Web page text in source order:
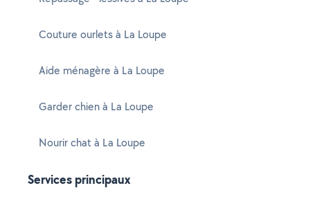
Couture ourlets à La Loupe
Aide ménagère à La Loupe
Garder chien à La Loupe
Nourir chat à La Loupe
Services principaux